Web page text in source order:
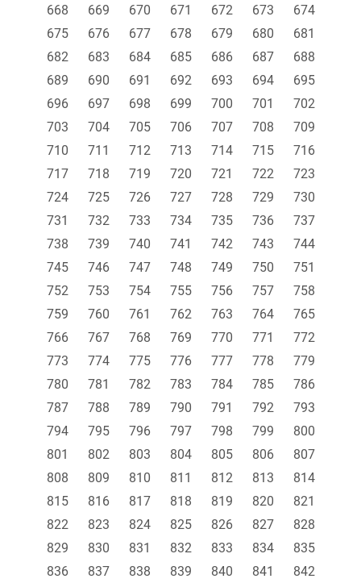
668
669 670 671 672 673
674
675
676 677 678 679 680
681
682
683 684 685 686 687
688
689
690 691 692 693 694
695
696
697 698 699 700 701
702
703
704 705 706 707 708
709
710
711 712 713 714 715
716
717
718 719 720 721 722
723
724
725 726 727 728 729
730
731
732 733 734 735 736
737
738
739 740 741 742 743
744
745
746 747 748 749 750
751
752
753 754 755 756 757
758
759
760 761 762 763 764
765
766
767 768 769 770 771
772
773
774 775 776 777 778
779
780
781 782 783 784 785
786
787
788 789 790 791 792
793
794
795 796 797 798 799
800
801
802 803 804 805 806
807
808
809 810 811 812 813
814
815
816 817 818 819 820
821
822
823 824 825 826 827
828
829
830 831 832 833 834
835
836
837 838 839 840 841
842